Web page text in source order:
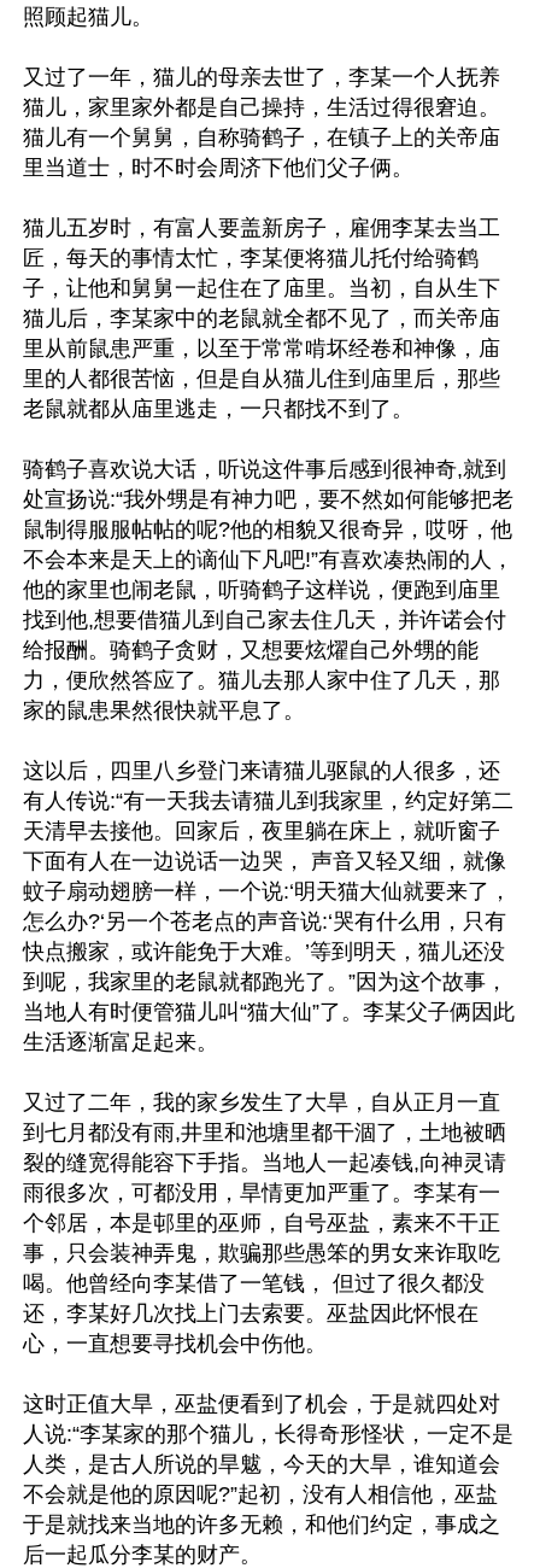
照顾起猫儿。
又过了一年，猫儿的母亲去世了，李某一个人抚养
猫儿，家里家外都是自己操持，生活过得很窘迫。
猫儿有一个舅舅，自称骑鹤子，在镇子上的关帝庙
里当道士，时不时会周济下他们父子俩。
猫儿五岁时，有富人要盖新房子，雇佣李某去当工
匠，每天的事情太忙，李某便将猫儿托付给骑鹤
子，让他和舅舅一起住在了庙里。当初，自从生下
猫儿后，李某家中的老鼠就全都不见了，而关帝庙
里从前鼠患严重，以至于常常啃坏经卷和神像，庙
里的人都很苦恼，但是自从猫儿住到庙里后，那些
老鼠就都从庙里逃走，一只都找不到了。
骑鹤子喜欢说大话，听说这件事后感到很神奇,就到
处宣扬说:“我外甥是有神力吧，要不然如何能够把老
鼠制得服服帖帖的呢?他的相貌又很奇异，哎呀，他
不会本来是天上的谪仙下凡吧!”有喜欢凑热闹的人，
他的家里也闹老鼠，听骑鹤子这样说，便跑到庙里
找到他,想要借猫儿到自己家去住几天，并许诺会付
给报酬。骑鹤子贪财，又想要炫燿自己外甥的能
力，便欣然答应了。猫儿去那人家中住了几天，那
家的鼠患果然很快就平息了。
这以后，四里八乡登门来请猫儿驱鼠的人很多，还
有人传说:“有一天我去请猫儿到我家里，约定好第二
天清早去接他。回家后，夜里躺在床上，就听窗子
下面有人在一边说话一边哭， 声音又轻又细，就像
蚊子扇动翅膀一样，一个说:‘明天猫大仙就要来了，
怎么办?‘另一个苍老点的声音说:‘哭有什么用，只有
快点搬家，或许能免于大难。’等到明天，猫儿还没
到呢，我家里的老鼠就都跑光了。”因为这个故事，
当地人有时便管猫儿叫“猫大仙”了。李某父子俩因此
生活逐渐富足起来。
又过了二年，我的家乡发生了大旱，自从正月一直
到七月都没有雨,井里和池塘里都干涸了，土地被晒
裂的缝宽得能容下手指。当地人一起凑钱,向神灵请
雨很多次，可都没用，旱情更加严重了。李某有一
个邻居，本是邨里的巫师，自号巫盐，素来不干正
事，只会装神弄鬼，欺骗那些愚笨的男女来诈取吃
喝。他曾经向李某借了一笔钱， 但过了很久都没
还，李某好几次找上门去索要。巫盐因此怀恨在
心，一直想要寻找机会中伤他。
这时正值大旱，巫盐便看到了机会，于是就四处对
人说:“李某家的那个猫儿，长得奇形怪状，一定不是
人类，是古人所说的旱魃，今天的大旱，谁知道会
不会就是他的原因呢?”起初，没有人相信他，巫盐
于是就找来当地的许多无赖，和他们约定，事成之
后一起瓜分李某的财产。